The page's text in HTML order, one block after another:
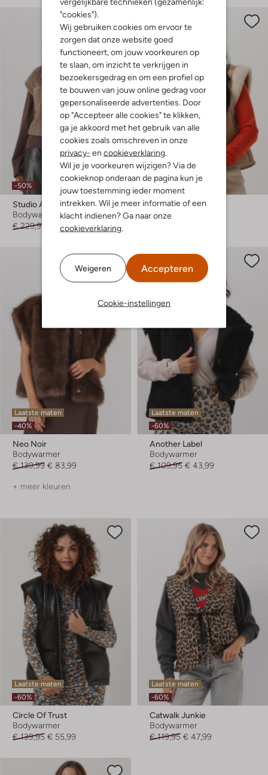
"cookies").
Wij gebruiken cookies om ervoor te
zorgen dat onze website goed
functioneert, om jouw voorkeuren op
te slaan, om inzicht te verkrijgen in
bezoekersgedrag en om een profiel op
te bouwen van jouw online gedrag voor
gepersonaliseerde advertenties. Door
op "Accepteer alle cookies" te klikken,
ga je akkoord met het gebruik van alle
cookies zoals omschreven in onze
privacy- en cookieverklaring.
Wil je je voorkeuren wijzigen? Via de
cookieknop onderaan de pagina kun je
jouw toestemming ieder moment
intrekken. Wil je meer informatie of een
klacht indienen? Ga naar onze
cookieverklaring.
Weigeren Accepteren
Cookie-instellingen
-50%
Studio Ar
Bodywarmer
€ 229,99
€ 114,99
Laatste maten
Another Label
Bodywarmer
Laatste maten
-40%
Neo Noir
Bodywarmer
€ 139,99 € 83,99
+ meer kleuren
Laatste maten
-60%
Another Label
Bodywarmer
€ 109,95 € 43,99
Laatste maten
-60%
Circle Of Trust
Bodywarmer
€ 139,95 € 55,99
Laatste maten
-60%
Catwalk Junkie
Bodywarmer
€ 119,95 € 47,99